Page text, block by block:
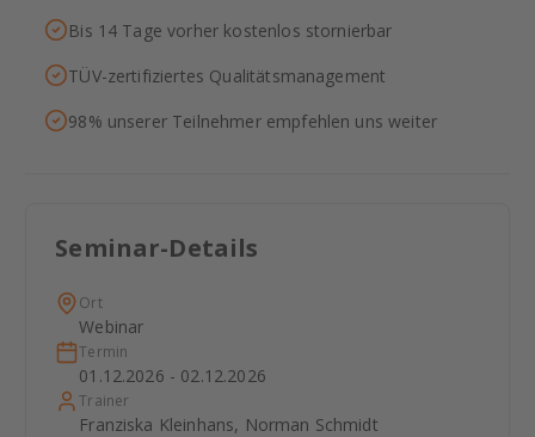
Bis 14 Tage vorher kostenlos stornierbar
TÜV-zertifiziertes Qualitätsmanagement
98% unserer Teilnehmer empfehlen uns weiter
Seminar-Details
Ort
Webinar
Termin
01.12.2026 - 02.12.2026
Trainer
Franziska Kleinhans, Norman Schmidt